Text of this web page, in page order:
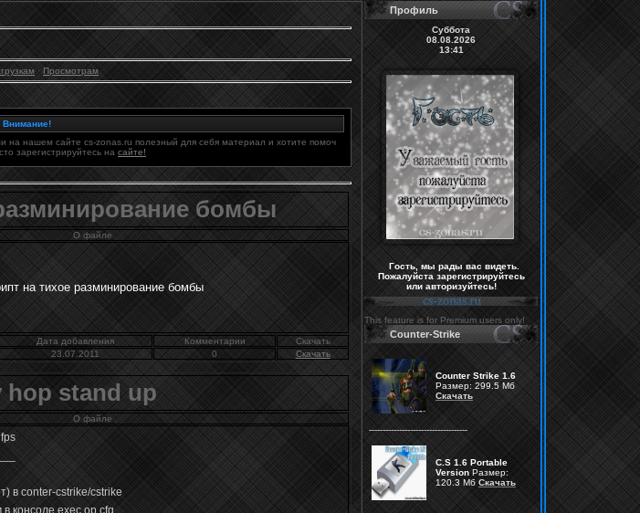
· Просмотрам
Внимание!
нашем сайте cs-zonas.ru полезный для себя материал и хотите помоч
зарегистрируйтесь на сайте!
бомбы
О файле
на тихое разминирование бомбы
Дата добавления Комментарии
Скачать
23.07.2011 0 Скачать
hop stand up
О файле
в conter-cstrike/cstrike
консоле exec op.cfg
Профиль
Суббота
08.08.2026
13:41
Гость, мы рады вас видеть.
Пожалуйста зарегистрируйтесь
или авторизуйтесь!
This feature is for Premium users only!
Counter-Strike
Counter Strike 1.6
Размер: 299.5 Мб
Скачать
------------------------------------
C.S 1.6 Portable
VersionРазмер:
120.3 Mб Скачать